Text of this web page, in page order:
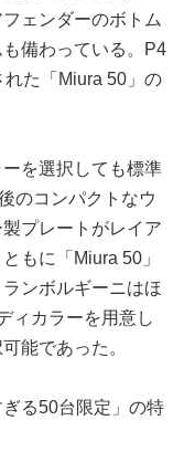
ェンダーのボトム
備わっている。P4
た「Miura 50」の
を選択しても標準
のコンパクトなウ
プレートがレイア
もに「Miura 50」
ンボルギーニはほ
ィカラーを用意し
能であった。
る50台限定」の特